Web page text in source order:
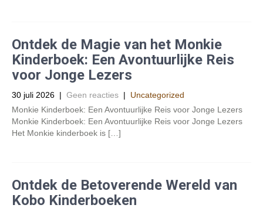
Ontdek de Magie van het Monkie
Kinderboek: Een Avontuurlijke Reis
voor Jonge Lezers
30 juli 2026 | Geen reacties | Uncategorized
Monkie Kinderboek: Een Avontuurlijke Reis voor Jonge Lezers
Monkie Kinderboek: Een Avontuurlijke Reis voor Jonge Lezers
Het Monkie kinderboek is […]
Ontdek de Betoverende Wereld van
Kobo Kinderboeken